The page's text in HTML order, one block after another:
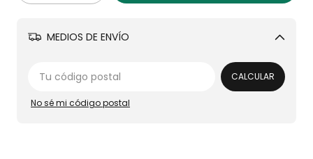
MEDIOS DE ENVÍO
Cambiar CP
CALCULAR
No sé mi código postal